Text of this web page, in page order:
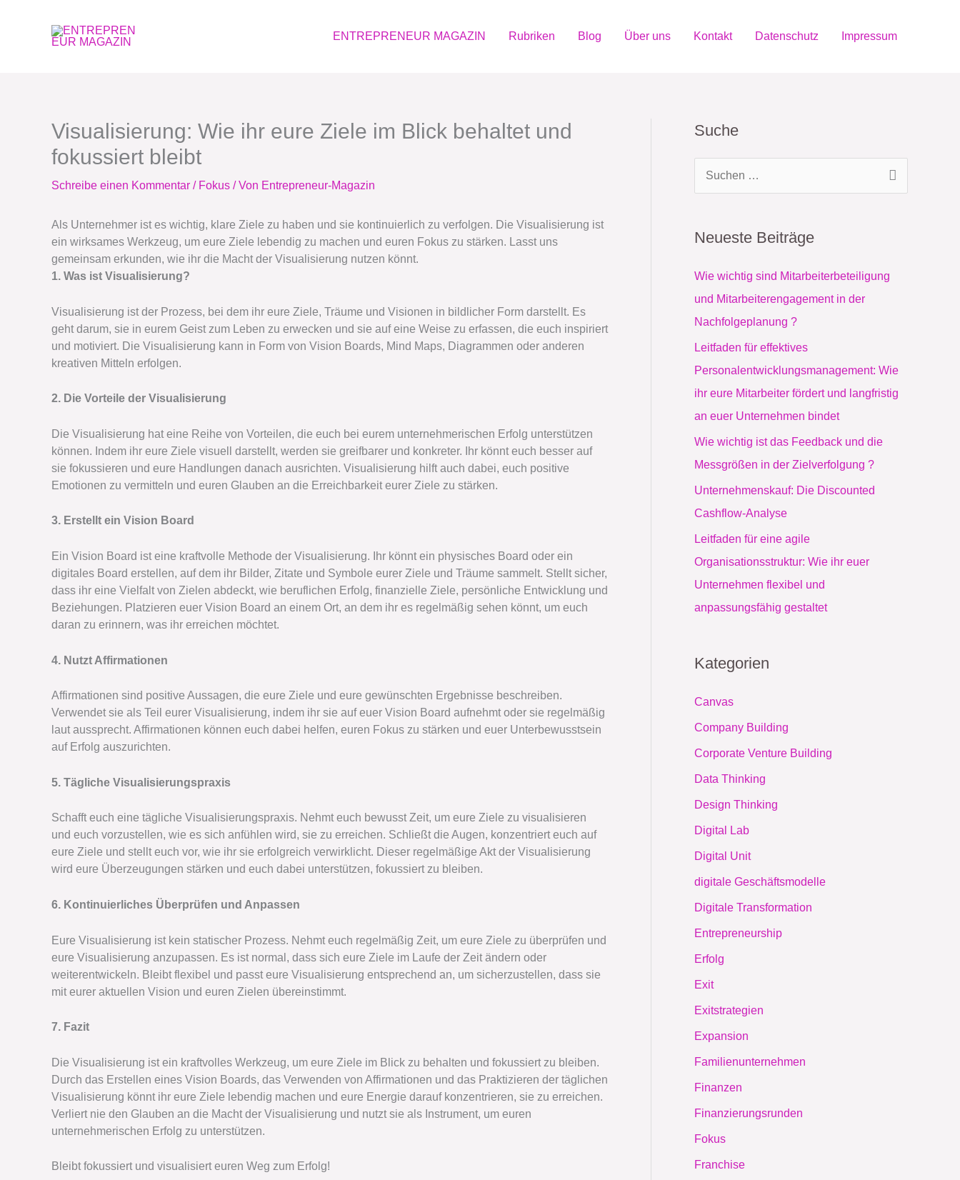
ENTREPRENEUR MAGAZIN Rubriken Blog Über uns Kontakt Datenschutz Impressum
Visualisierung: Wie ihr eure Ziele im Blick behaltet und
fokussiert bleibt
Schreibe einen Kommentar / Fokus / Von Entrepreneur-Magazin
Als Unternehmer ist es wichtig, klare Ziele zu haben und sie kontinuierlich zu verfolgen. Die Visualisierung ist
ein wirksames Werkzeug, um eure Ziele lebendig zu machen und euren Fokus zu stärken. Lasst uns
gemeinsam erkunden, wie ihr die Macht der Visualisierung nutzen könnt.
1. Was ist Visualisierung?
Visualisierung ist der Prozess, bei dem ihr eure Ziele, Träume und Visionen in bildlicher Form darstellt. Es
geht darum, sie in eurem Geist zum Leben zu erwecken und sie auf eine Weise zu erfassen, die euch inspiriert
und motiviert. Die Visualisierung kann in Form von Vision Boards, Mind Maps, Diagrammen oder anderen
kreativen Mitteln erfolgen.
2. Die Vorteile der Visualisierung
Die Visualisierung hat eine Reihe von Vorteilen, die euch bei eurem unternehmerischen Erfolg unterstützen
können. Indem ihr eure Ziele visuell darstellt, werden sie greifbarer und konkreter. Ihr könnt euch besser auf
sie fokussieren und eure Handlungen danach ausrichten. Visualisierung hilft auch dabei, euch positive
Emotionen zu vermitteln und euren Glauben an die Erreichbarkeit eurer Ziele zu stärken.
3. Erstellt ein Vision Board
Ein Vision Board ist eine kraftvolle Methode der Visualisierung. Ihr könnt ein physisches Board oder ein
digitales Board erstellen, auf dem ihr Bilder, Zitate und Symbole eurer Ziele und Träume sammelt. Stellt sicher,
dass ihr eine Vielfalt von Zielen abdeckt, wie beruflichen Erfolg, finanzielle Ziele, persönliche Entwicklung und
Beziehungen. Platzieren euer Vision Board an einem Ort, an dem ihr es regelmäßig sehen könnt, um euch
daran zu erinnern, was ihr erreichen möchtet.
4. Nutzt Affirmationen
Affirmationen sind positive Aussagen, die eure Ziele und eure gewünschten Ergebnisse beschreiben.
Verwendet sie als Teil eurer Visualisierung, indem ihr sie auf euer Vision Board aufnehmt oder sie regelmäßig
laut aussprecht. Affirmationen können euch dabei helfen, euren Fokus zu stärken und euer Unterbewusstsein
auf Erfolg auszurichten.
5. Tägliche Visualisierungspraxis
Schafft euch eine tägliche Visualisierungspraxis. Nehmt euch bewusst Zeit, um eure Ziele zu visualisieren
und euch vorzustellen, wie es sich anfühlen wird, sie zu erreichen. Schließt die Augen, konzentriert euch auf
eure Ziele und stellt euch vor, wie ihr sie erfolgreich verwirklicht. Dieser regelmäßige Akt der Visualisierung
wird eure Überzeugungen stärken und euch dabei unterstützen, fokussiert zu bleiben.
6. Kontinuierliches Überprüfen und Anpassen
Eure Visualisierung ist kein statischer Prozess. Nehmt euch regelmäßig Zeit, um eure Ziele zu überprüfen und
eure Visualisierung anzupassen. Es ist normal, dass sich eure Ziele im Laufe der Zeit ändern oder
weiterentwickeln. Bleibt flexibel und passt eure Visualisierung entsprechend an, um sicherzustellen, dass sie
mit eurer aktuellen Vision und euren Zielen übereinstimmt.
7. Fazit
Die Visualisierung ist ein kraftvolles Werkzeug, um eure Ziele im Blick zu behalten und fokussiert zu bleiben.
Durch das Erstellen eines Vision Boards, das Verwenden von Affirmationen und das Praktizieren der täglichen
Visualisierung könnt ihr eure Ziele lebendig machen und eure Energie darauf konzentrieren, sie zu erreichen.
Verliert nie den Glauben an die Macht der Visualisierung und nutzt sie als Instrument, um euren
unternehmerischen Erfolg zu unterstützen.
Bleibt fokussiert und visualisiert euren Weg zum Erfolg!
Suche
e
n
n
Neueste Beiträge
Wie wichtig sind Mitarbeiterbeteiligung
und Mitarbeiterengagement in der
Nachfolgeplanung ?
Leitfaden für effektives
Personalentwicklungsmanagement: Wie
ihr eure Mitarbeiter fördert und langfristig
an euer Unternehmen bindet
Wie wichtig ist das Feedback und die
Messgrößen in der Zielverfolgung ?
Unternehmenskauf: Die Discounted
Cashflow-Analyse
Leitfaden für eine agile
Organisationsstruktur: Wie ihr euer
Unternehmen flexibel und
anpassungsfähig gestaltet
Kategorien
Canvas
Company Building
Corporate Venture Building
Data Thinking
Design Thinking
Digital Lab
Digital Unit
digitale Geschäftsmodelle
Digitale Transformation
Entrepreneurship
Erfolg
Exit
Exitstrategien
Expansion
Familienunternehmen
Finanzen
Finanzierungsrunden
Fokus
Franchise